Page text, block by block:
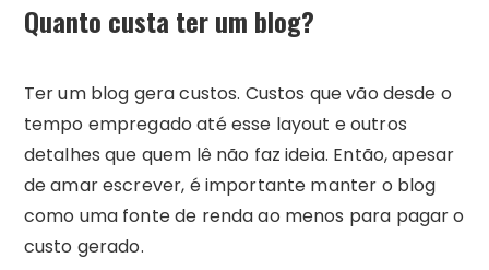
Quanto custa ter um blog?
Ter um blog gera custos. Custos que vão desde o
tempo empregado até esse layout e outros
detalhes que quem lê não faz ideia. Então, apesar
de amar escrever, é importante manter o blog
como uma fonte de renda ao menos para pagar o
custo gerado.